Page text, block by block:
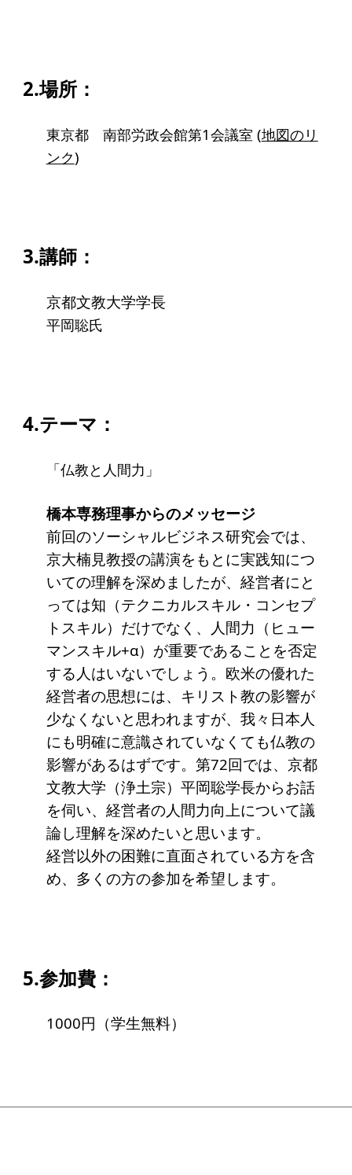
個人情報保護方針
アクセス
募集要項
ソーシャルビジネス支援
ソーシャルビジネスとは
ソーシャルビジネス
受賞者一覧
ソーシャルビジネス研究会
研究会のねらい
研究会一覧
ELPASO会
ELPASO会とは
入会案内
会員限定ページ
寄付のお願い
お手続き
ニュース
コラム
2.場所：
東京都 南部労政会館第1会議室 (地図のリ
ンク)
3.講師：
京都文教大学学長
平岡聡氏
4.テーマ：
「仏教と人間力」
橋本専務理事からのメッセージ
前回のソーシャルビジネス研究会では、
京大楠見教授の講演をもとに実践知につ
いての理解を深めましたが、経営者にと
っては知（テクニカルスキル・コンセプ
トスキル）だけでなく、人間力（ヒュー
マンスキル+α）が重要であることを否定
する人はいないでしょう。欧米の優れた
経営者の思想には、キリスト教の影響が
少なくないと思われますが、我々日本人
にも明確に意識されていなくても仏教の
影響があるはずです。第72回では、京都
文教大学（浄土宗）平岡聡学長からお話
を伺い、経営者の人間力向上について議
論し理解を深めたいと思います。
経営以外の困難に直面されている方を含
め、多くの方の参加を希望します。
5.参加費：
1000円（学生無料）